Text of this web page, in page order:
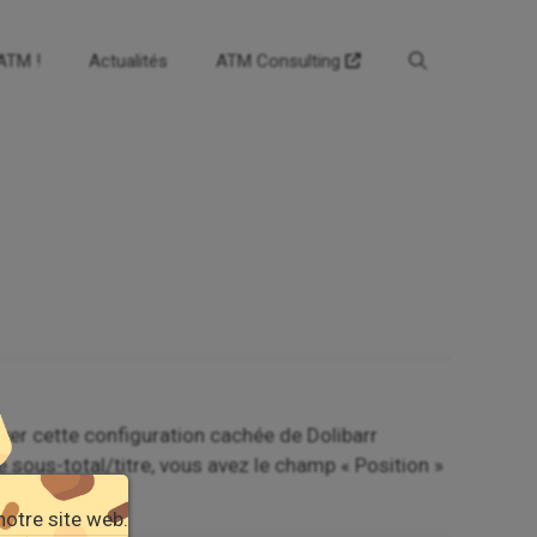
! Actualités ATM Consulting
cette configuration cachée de Dolibarr
sous-total/titre, vous avez le champ « Position »
site web.